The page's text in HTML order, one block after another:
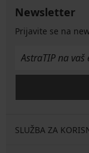
Newsletter
Prijavite se na
SLUŽBA ZA